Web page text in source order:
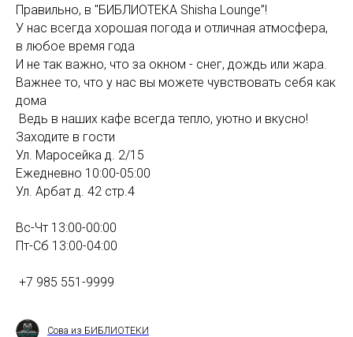
Правильно, в "БИБЛИОТЕКА Shisha Lounge”!
У нас всегда хорошая погода и отличная атмосфера,
в любое время года
И не так важно, что за окном - снег, дождь или жара.
Важнее то, что у нас вы можете чувствовать себя как
дома
Ведь в наших кафе всегда тепло, уютно и вкусно!
Заходите в гости
Ул. Маросейка д. 2/15
Ежедневно 10:00-05:00
Ул. Арбат д. 42 стр.4
Вс-Чт 13:00-00:00⠀
Пт-Сб 13:00-04:00
+7 985 551-9999
Сова из БИБЛИОТЕКИ